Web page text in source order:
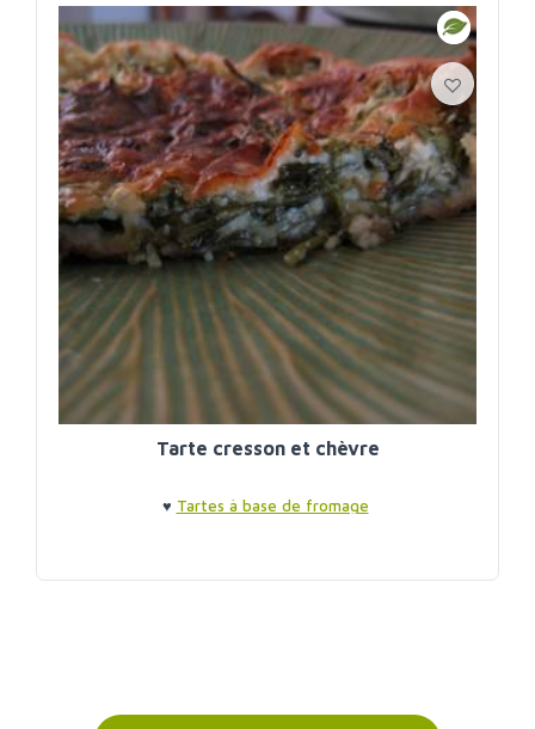
Tarte cresson et chèvre
♥ Tartes à base de fromage